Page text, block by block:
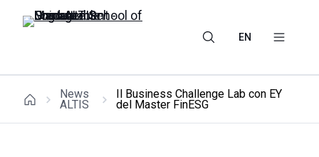
EN
News
ALTIS
Il Business Challenge Lab con EY
del Master FinESG